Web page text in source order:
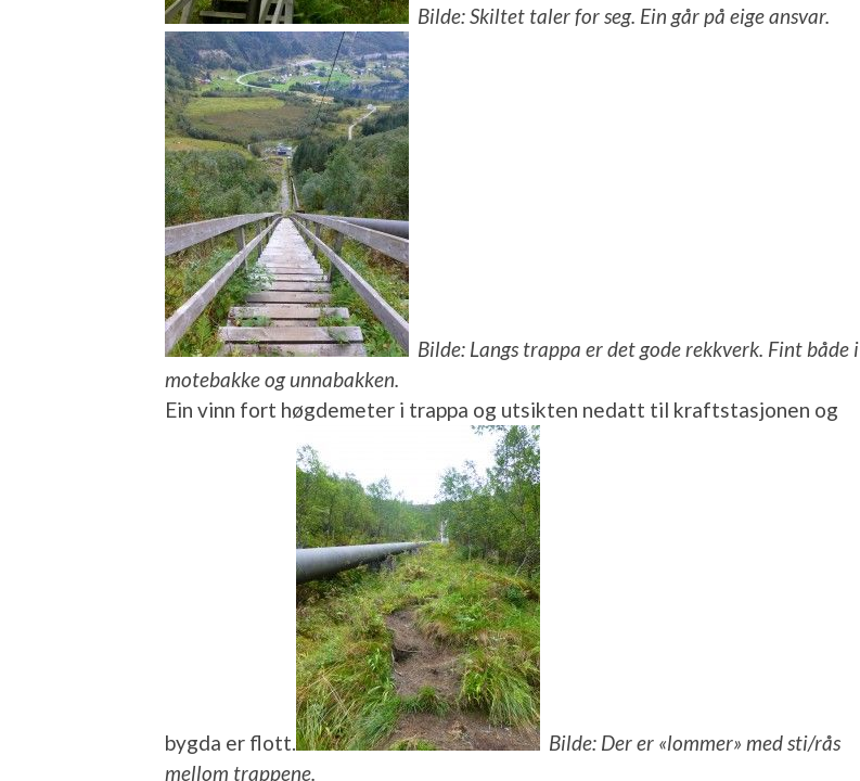
Bilde: Skiltet taler for seg. Ein går på eige ansvar.
Bilde: Langs trappa er det gode rekkverk. Fint både i
motebakke og unnabakken.
Ein vinn fort høgdemeter i trappa og utsikten nedatt til kraftstasjonen og
bygda er flott.
Bilde: Der er «lommer» med sti/rås
mellom trappene.